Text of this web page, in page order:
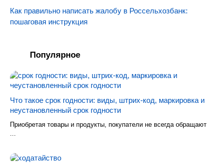
Как правильно написать жалобу в Россельхозбанк:
пошаговая инструкция
Популярное
Что такое срок годности: виды, штрих-код, маркировка и
неустановленный срок годности
Приобретая товары и продукты, покупатели не всегда обращают
...